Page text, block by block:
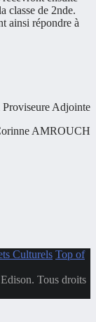
classe de 2nde.
ainsi répondre à
Proviseure Adjointe
AMROUCH
Culturels Top of
Tous droits